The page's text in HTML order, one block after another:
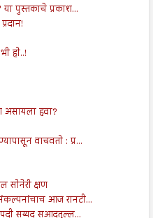
पुस्तकाचे प्रकाश...
हो..!
असायला हवा?
वाचवतो : प्र...
सोनेरी क्षण
आज रानटी...